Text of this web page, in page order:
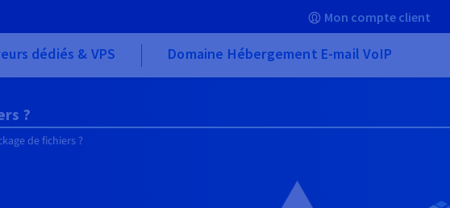
Mon compte client
dédiés & VPS Domaine Hébergement E-mail VoIP
?
de fichiers ?